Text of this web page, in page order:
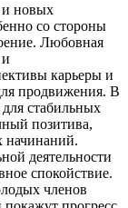
и новых
со стороны
Любовная
карьеры и
продвижения. В
стабильных
позитива,
начинаний.
деятельности
спокойствие.
членов